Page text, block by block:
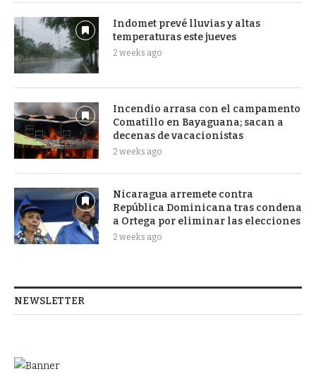
Indomet prevé lluvias y altas
temperaturas este jueves
2 weeks ago
Incendio arrasa con el campamento
Comatillo en Bayaguana; sacan a
decenas de vacacionistas
2 weeks ago
Nicaragua arremete contra
República Dominicana tras condena
a Ortega por eliminar las elecciones
2 weeks ago
NEWSLETTER